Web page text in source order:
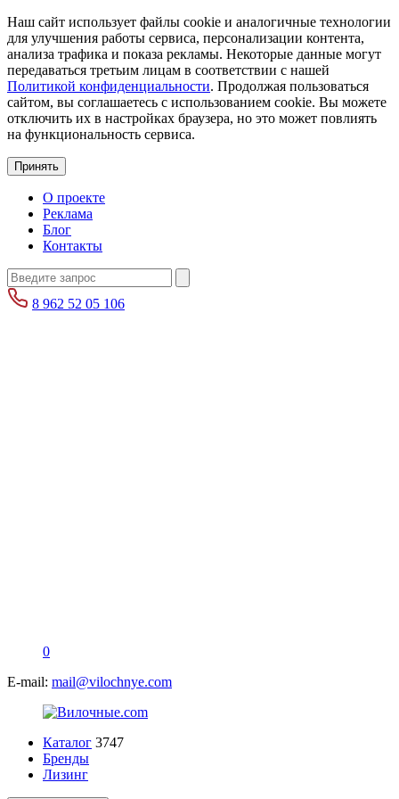
Наш сайт использует файлы cookie и аналогичные технологии
для улучшения работы сервиса, персонализации контента,
анализа трафика и показа рекламы. Некоторые данные могут
передаваться третьим лицам в соответствии с нашей
Политикой конфиденциальности. Продолжая пользоваться
сайтом, вы соглашаетесь с использованием cookie. Вы можете
отключить их в настройках браузера, но это может повлиять
на функциональность сервиса.
Принять
О проекте
Реклама
Блог
Контакты
8 962 52 05 106
0
E-mail: mail@vilochnye.com
Каталог 3747
Бренды
Лизинг